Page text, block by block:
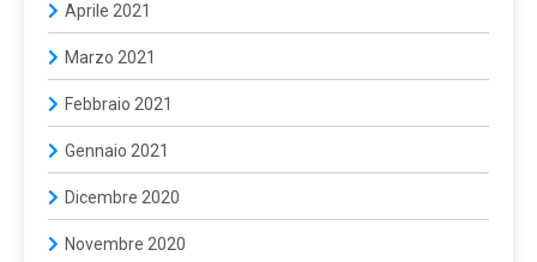
Aprile 2021
Marzo 2021
Febbraio 2021
Gennaio 2021
Dicembre 2020
Novembre 2020